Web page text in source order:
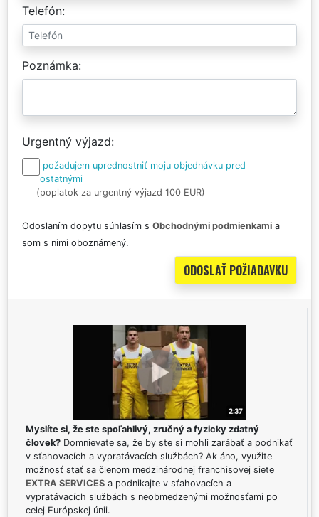
Telefón
Poznámka
Urgentný výjazd
požadujem uprednostniť moju objednávku pred
ostatnými
(poplatok za urgentný výjazd 100 EUR)
Odoslaním dopytu súhlasím s Obchodnými podmienkami a
som s nimi oboznámený.
Myslíte si, že ste spoľahlivý, zručný a fyzicky zdatný
človek? Domnievate sa, že by ste si mohli zarábať a podnikať
v sťahovacích a vypratávacích službách? Ak áno, využite
možnosť stať sa členom medzinárodnej franchisovej siete
EXTRA SERVICES a podnikajte v sťahovacích a
vypratávacích službách s neobmedzenými možnosťami po
celej Európskej únii.